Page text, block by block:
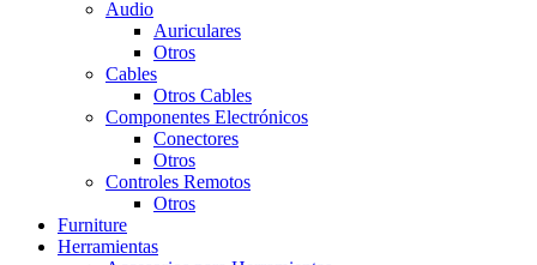
Audio
Auriculares
Otros
Cables
Otros Cables
Componentes Electrónicos
Conectores
Otros
Controles Remotos
Otros
Furniture
Herramientas